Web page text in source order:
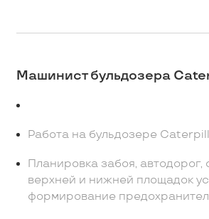
Машинист бульдозера
Работа на бульдозере
Планировка забоя, автодорог,
верхней и нижней площадок
формирование